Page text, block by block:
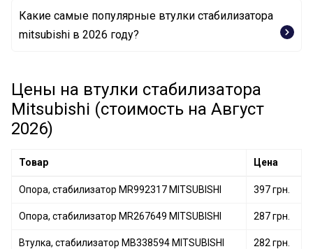
Втулка, стабилизатор 2910A066 MITSUBISHI
Опора, стабилизатор MB809357 MITSUBISHI
Какие самые популярные втулки стабилизатора
mitsubishi в 2026 году?
Втулка, стабилизатор 2910A065 MITSUBISHI
Опора, стабилизатор MR150767 MITSUBISHI
Опора, стабилизатор 4156A085 MITSUBISHI
Втулка, стабилизатор 2910A066 MITSUBISHI
Цены на втулки стабилизатора
Mitsubishi (стоимость на Август
2026)
Товар Цена
Опора, стабилизатор MR992317 MITSUBISHI 397 грн.
Опора, стабилизатор MR267649 MITSUBISHI 287 грн.
Втулка, стабилизатор MB338594 MITSUBISHI 282 грн.